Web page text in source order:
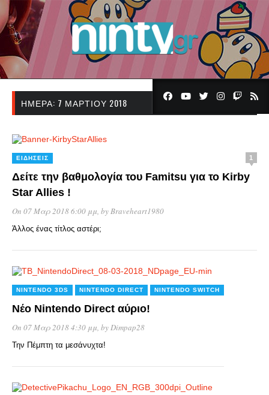
ΗΜΈΡΑ: 7 ΜΑΡΤΊΟΥ 2018
ΕΙΔΉΣΕΙΣ 1
Δείτε την βαθμολογία του Famitsu για το Kirby
Star Allies !
On 07 Μαρ 2018 6:00 μμ , by Braveheart1980
Άλλος ένας τίτλος αστέρι;
NINTENDO 3DS NINTENDO DIRECT NINTENDO SWITCH
Νέο Nintendo Direct αύριο!
On 07 Μαρ 2018 4:30 μμ, byDimpap28
Την Πέμπτη τα μεσάνυχτα!